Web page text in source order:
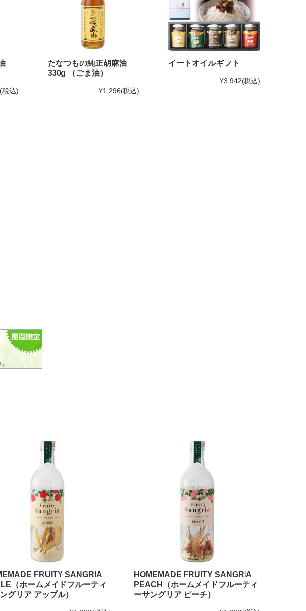
油
(税込)
たなつもの純正胡麻油
330g （ごま油）
¥1,296(税込)
イートオイルギフト
¥3,942(税込)
FRUITY SANGRIA
（ホームメイドフルーティ
グリア アップル）
HOMEMADE FRUITY SANGRIA
PEACH（ホームメイドフルーティ
ーサングリア ピーチ）